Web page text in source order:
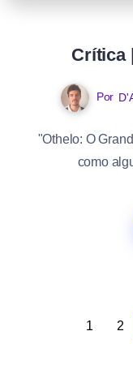
Crítica
Por
"Othelo: O
como
1 2